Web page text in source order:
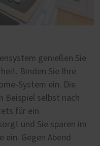
genießen Sie
Binden Sie Ihre
System ein. Die
Beispiel selbst nach
für ein
und Sie sparen im
Gegen Abend